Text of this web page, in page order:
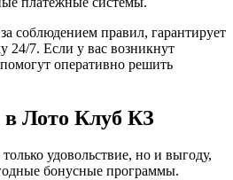
соблюдением правил, гарантирует
24/7. Если у вас возникнут
оперативно решить
Лото Клуб КЗ
удовольствие, но и выгоду,
бонусные программы.